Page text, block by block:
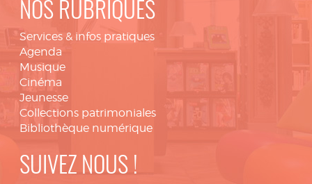
NOS RUBRIQUES
Services & infos pratiques
Agenda
Musique
Cinéma
Jeunesse
Collections patrimoniales
Bibliothèque numérique
SUIVEZ NOUS !